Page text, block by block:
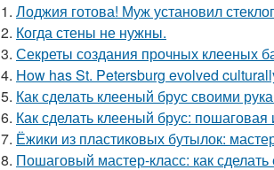
1. Лоджия готова! Муж установил
2. Когда стены не нужны.
3. Секреты создания прочных клееных
4. How has St. Petersburg evolved
5. Как сделать клееный брус своими
6. Как сделать клееный брус: пошаговая
7. Ёжики из пластиковых бутылок:
8. Пошаговый мастер-класс: как